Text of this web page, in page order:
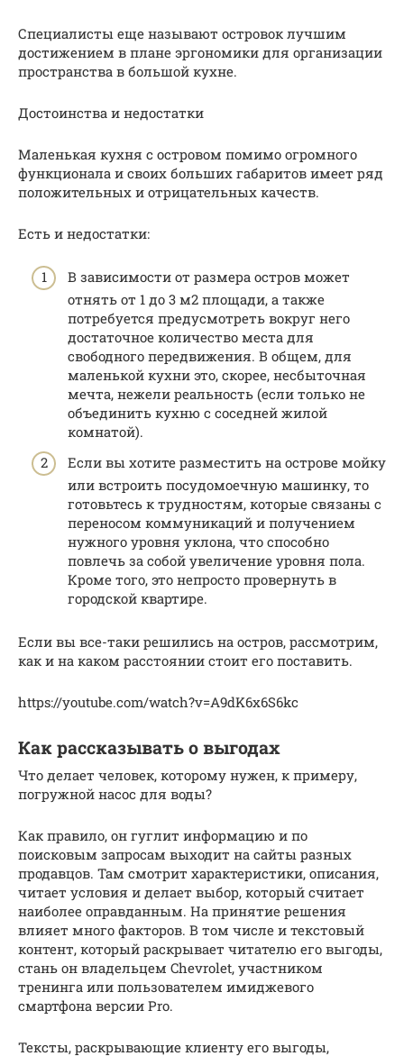
Специалисты еще называют островок лучшим
достижением в плане эргономики для организации
пространства в большой кухне.
Достоинства и недостатки
Маленькая кухня с островом помимо огромного
функционала и своих больших габаритов имеет ряд
положительных и отрицательных качеств.
Есть и недостатки:
В зависимости от размера остров может
отнять от 1 до 3 м2 площади, а также
потребуется предусмотреть вокруг него
достаточное количество места для
свободного передвижения. В общем, для
маленькой кухни это, скорее, несбыточная
мечта, нежели реальность (если только не
объединить кухню с соседней жилой
комнатой).
Если вы хотите разместить на острове мойку
или встроить посудомоечную машинку, то
готовьтесь к трудностям, которые связаны с
переносом коммуникаций и получением
нужного уровня уклона, что способно
повлечь за собой увеличение уровня пола.
Кроме того, это непросто провернуть в
городской квартире.
Если вы все-таки решились на остров, рассмотрим,
как и на каком расстоянии стоит его поставить.
https://youtube.com/watch?v=A9dK6x6S6kc
Как рассказывать о выгодах
Что делает человек, которому нужен, к примеру,
погружной насос для воды?
Как правило, он гуглит информацию и по
поисковым запросам выходит на сайты разных
продавцов. Там смотрит характеристики, описания,
читает условия и делает выбор, который считает
наиболее оправданным. На принятие решения
влияет много факторов. В том числе и текстовый
контент, который раскрывает читателю его выгоды,
стань он владельцем Chevrolet, участником
тренинга или пользователем имиджевого
смартфона версии Pro.
Тексты, раскрывающие клиенту его выгоды,